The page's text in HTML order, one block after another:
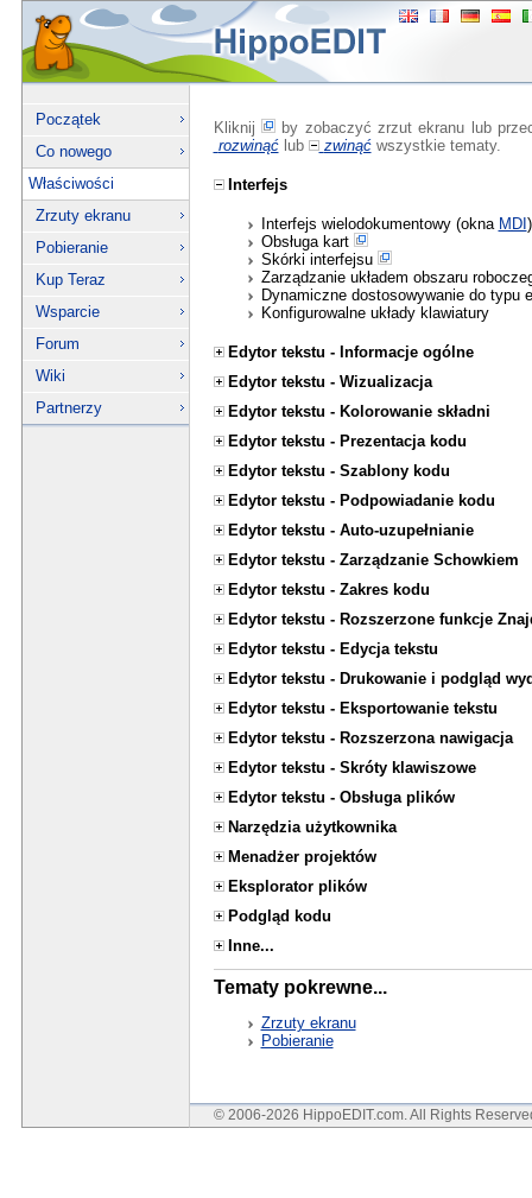
Początek
Co nowego
Właściwości
Zrzuty ekranu
Pobieranie
Kup Teraz
Wsparcie
Forum
Wiki
Partnerzy
Kliknij
by zobaczyć zrzut ekranu lub
rozwinąćlub zwinąćwszystkie tematy.
Interfejs
Interfejs wielodokumentowy (okna MDI )
Obsługa kart
Skórki interfejsu
Zarządzanie układem obszaru
Dynamiczne dostosowywanie do typu
Konfigurowalne układy klawiatury
Edytor tekstu - Informacje ogólne
Edytor tekstu - Wizualizacja
Edytor tekstu - Kolorowanie składni
Edytor tekstu - Prezentacja kodu
Edytor tekstu - Szablony kodu
Edytor tekstu - Podpowiadanie kodu
Edytor tekstu - Auto-uzupełnianie
Edytor tekstu - Zarządzanie Schowkiem
Edytor tekstu - Zakres kodu
Edytor tekstu - Rozszerzone funkcje
Edytor tekstu - Edycja tekstu
Edytor tekstu - Drukowanie i podgląd
Edytor tekstu - Eksportowanie tekstu
Edytor tekstu - Rozszerzona nawigacja
Edytor tekstu - Skróty klawiszowe
Edytor tekstu - Obsługa plików
Narzędzia użytkownika
Menadżer projektów
Eksplorator plików
Podgląd kodu
Inne...
Tematy pokrewne...
Zrzuty ekranu
Pobieranie
© 2006-2026 HippoEDIT.com. All Rights